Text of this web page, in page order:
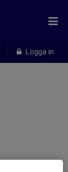
Logga in